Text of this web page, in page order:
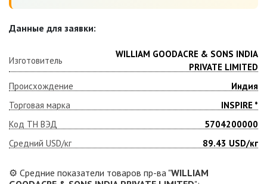
Данные для заявки:
Изготовитель
WILLIAM GOODACRE & SONS INDIA
PRIVATE LIMITED
Происхождение
Индия
Торговая марка
INSPIRE *
Код ТН ВЭД
5704200000
Средний USD/кг
89.43 USD/кг
⚙️ Средние показатели товаров пр-ва "WILLIAM